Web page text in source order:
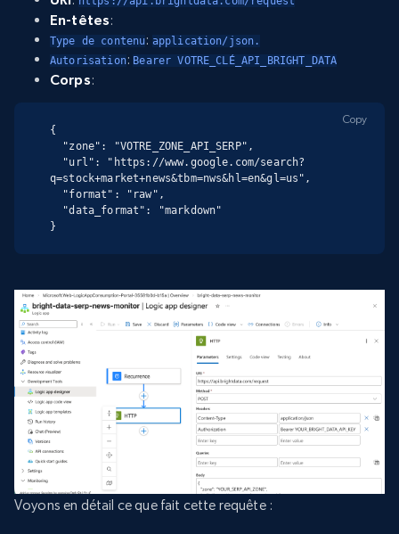
En-têtes:
Type de contenu: application/json.
Autorisation:Bearer VOTRE_CLÉ_API_BRIGHT_DATA
Corps:
{
q=stock+market+news&tbm=nws&hl=en&gl=us",
}
Copy
Voyons en détail ce que fait cette requête :